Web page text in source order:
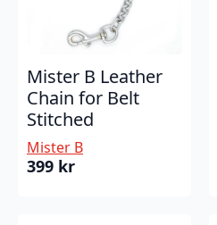
Mister B Leather
Chain for Belt
Stitched
Mister B
399 kr